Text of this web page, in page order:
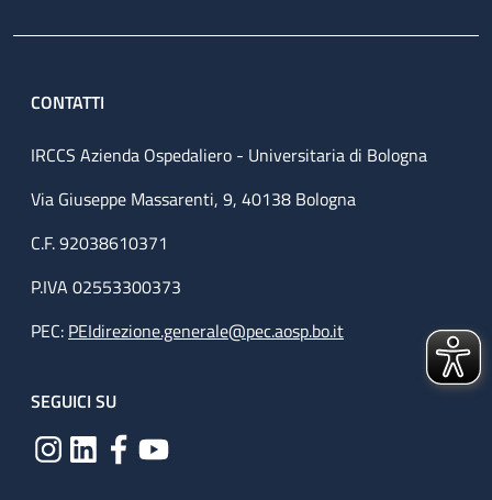
CONTATTI
IRCCS Azienda Ospedaliero - Universitaria di Bologna
Via Giuseppe Massarenti, 9, 40138 Bologna
C.F. 92038610371
P.IVA 02553300373
PEC: PEIdirezione.generale@pec.aosp.bo.it
SEGUICI SU